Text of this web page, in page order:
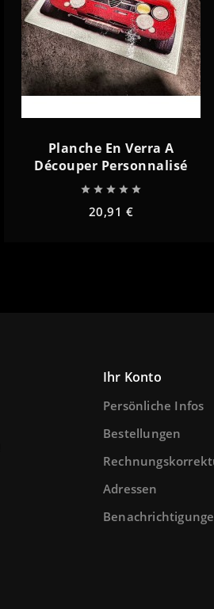
Planche En Verra A
Découper Personnalisé
    
20,91 €
Ihr Konto
Persönliche Infos
Bestellungen
Adressen